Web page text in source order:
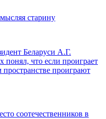
старину
Беларуси А.Г.
что если проиграет
пространстве проиграют
соотечественников в